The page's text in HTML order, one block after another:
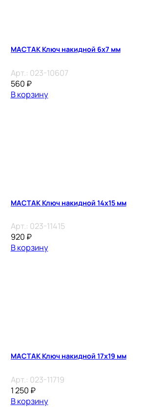
МАСТАК Ключ накидной 6х7 мм
Арт.: 023-10607
560 ₽
В корзину
МАСТАК Ключ накидной 14х15 мм
Арт.: 023-11415
920 ₽
В корзину
МАСТАК Ключ накидной 17х19 мм
Арт.: 023-11719
1 250 ₽
В корзину